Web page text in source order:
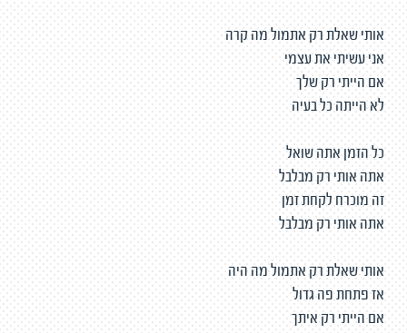
אותי שאלת רק אתמול מה קרה
אני עשיתי את עצמי
אם הייתי רק שלך
לא הייתה כל בעיה
כל הזמן אתה שואל
אתה אותי רק מבלבל
זה מוכרח לקחת זמן
אתה אותי רק מבלבל
אותי שאלת רק אתמול מה היה
אז פתחת פה גדול
אם הייתי רק איתך